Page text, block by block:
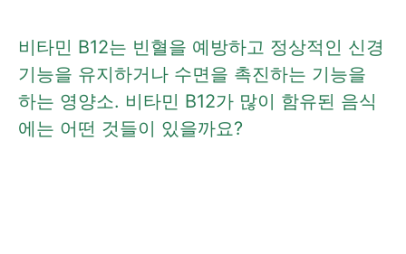
비타민 B12는 빈혈을 예방하고 정상적인 신경
기능을 유지하거나 수면을 촉진하는 기능을
하는 영양소. 비타민 B12가 많이 함유된 음식
에는 어떤 것들이 있을까요?